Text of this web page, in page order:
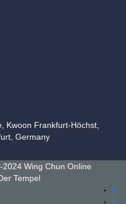
Kwoon Frankfurt-Höchst,
Germany
Wing Chun Online
Tempel